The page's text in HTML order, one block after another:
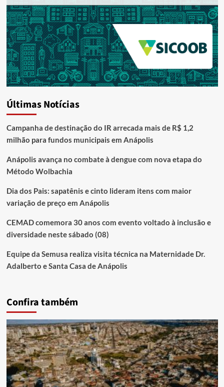
Últimas Notícias
Campanha de destinação do IR arrecada mais de R$ 1,2
milhão para fundos municipais em Anápolis
Anápolis avança no combate à dengue com nova etapa do
Método Wolbachia
Dia dos Pais: sapatênis e cinto lideram itens com maior
variação de preço em Anápolis
CEMAD comemora 30 anos com evento voltado à inclusão e
diversidade neste sábado (08)
Equipe da Semusa realiza visita técnica na Maternidade Dr.
Adalberto e Santa Casa de Anápolis
Confira também